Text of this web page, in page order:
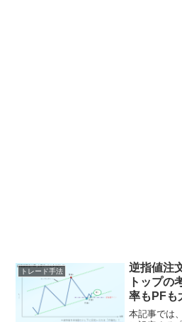
トレード手法
逆指値注
トップの
率もPFも
本記事では